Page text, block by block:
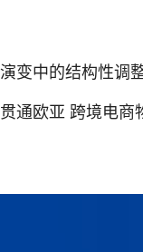
变中的结构性调
通欧亚 跨境电商